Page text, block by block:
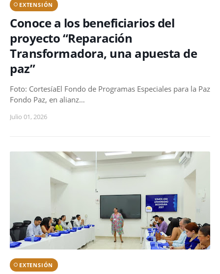
EXTENSIÓN
Conoce a los beneficiarios del
proyecto “Reparación
Transformadora, una apuesta de
paz”
Foto: CortesíaEl Fondo de Programas Especiales para la Paz
Fondo Paz, en alianz…
Julio 01, 2026
EXTENSIÓN